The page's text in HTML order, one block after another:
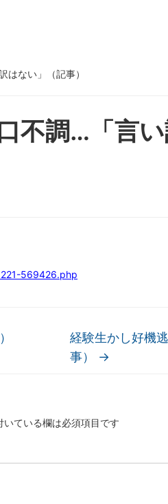
ない」（記事）
不調…「言
569426.php
経験生かし好機
事）
→
いている欄は必須項目です